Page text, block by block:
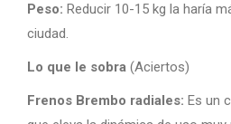
Peso: Reducir 10-15 kg la haría
ciudad.
Lo que le sobra (Aciertos)
Frenos Brembo radiales: Es un